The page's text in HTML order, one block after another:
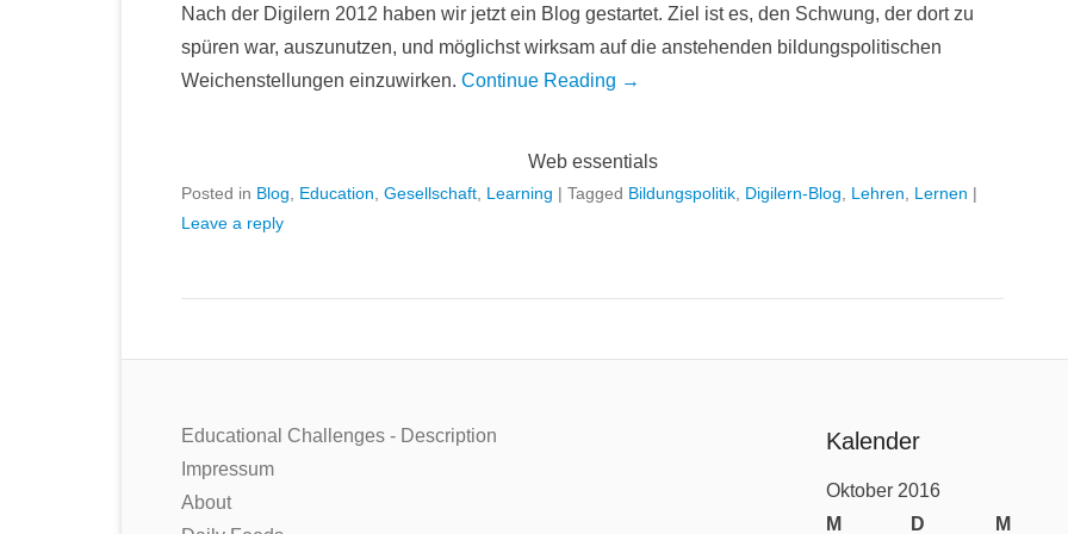
Nach der Digilern 2012 haben wir jetzt ein Blog gestartet. Ziel ist es, den Schwung, der dort zu
spüren war, auszunutzen, und möglichst wirksam auf die anstehenden bildungspolitischen
Weichenstellungen einzuwirken. Continue Reading →
Web essentials
Posted in Blog Education Gesellschaft Learning | Tagged Bildungspolitik Digilern-Blog Lehren Lernen |
Leave a reply
Educational Challenges - Description
Impressum
About
Kalender
Oktober 2016
M
D M